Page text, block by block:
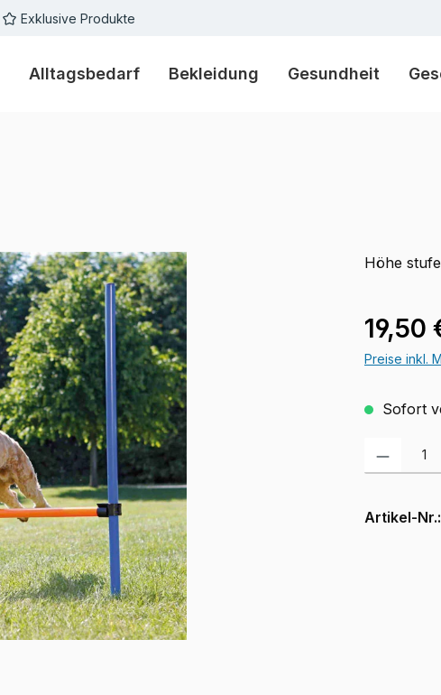
Exklusive Produkte
Alltagsbedarf Bekleidung Gesundheit
Höhe
19,50
Preise inkl.
Sofort
Produkt
Artikel-Nr.: